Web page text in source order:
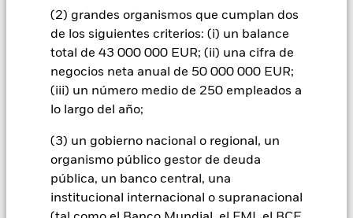
(2) grandes organismos que cumplan dos
de los siguientes criterios: (i) un balance
total de 43 000 000 EUR; (ii) una cifra de
negocios neta anual de 50 000 000 EUR;
(iii) un número medio de 250 empleados a
lo largo del año;
(3) un gobierno nacional o regional, un
organismo público gestor de deuda
pública, un banco central, una
institucional internacional o supranacional
Fondo si se compara con un fondo sin dicho filtro.
Todas las clases de acciones con cobertura de divisas de este
uso de derivados para una clase de acciones podría conllevar
un posible riesgo de contagio (también denominado «spill-
over») a otras clases de acciones del fondo. La sociedad
gestora del fondo se asegurará de que se dispone de los
contagio a otras clases de acciones. En el menú desplegable
que figura justo debajo del nombre del fondo, podrá ver un
listado de todas las clases de acciones del fondo: las clases de
acciones con cobertura de divisas se identifican mediante la
palabra «Hedged» en su nombre. Además, el listado